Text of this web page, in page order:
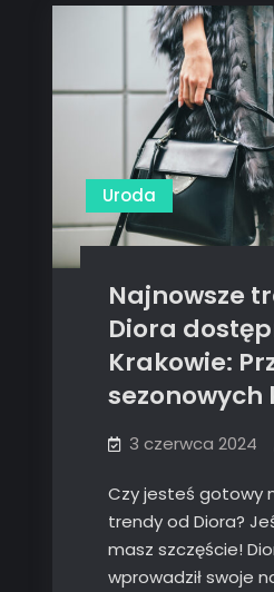
Uroda
Najnowsze
Diora
Krakowie:
sezonowych
3 czerwca 2024
Czy jesteś gotowy
trendy od Diora?
masz szczęście!
wprowadził swoje